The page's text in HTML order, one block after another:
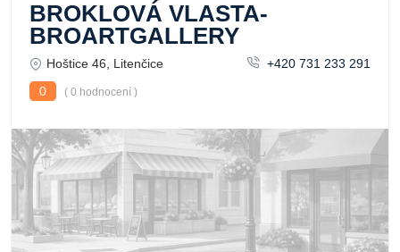
BROKLOVÁ VLASTA-
BROARTGALLERY
Hoštice 46, Litenčice
+420 731 233 291
0
( 0 hodnocení )